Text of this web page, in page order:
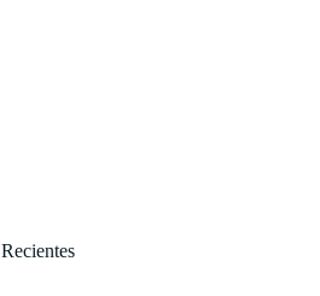
Recientes